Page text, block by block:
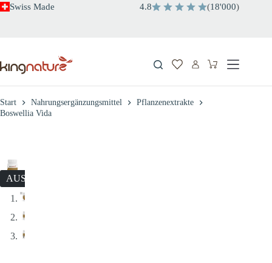
ZumSwiss Made 4.8 (18'000)
Warenkorb
Start Nahrungsergänzungsmittel
Pflanzenextrakte
Boswellia Vida
AUSVERKAUFT